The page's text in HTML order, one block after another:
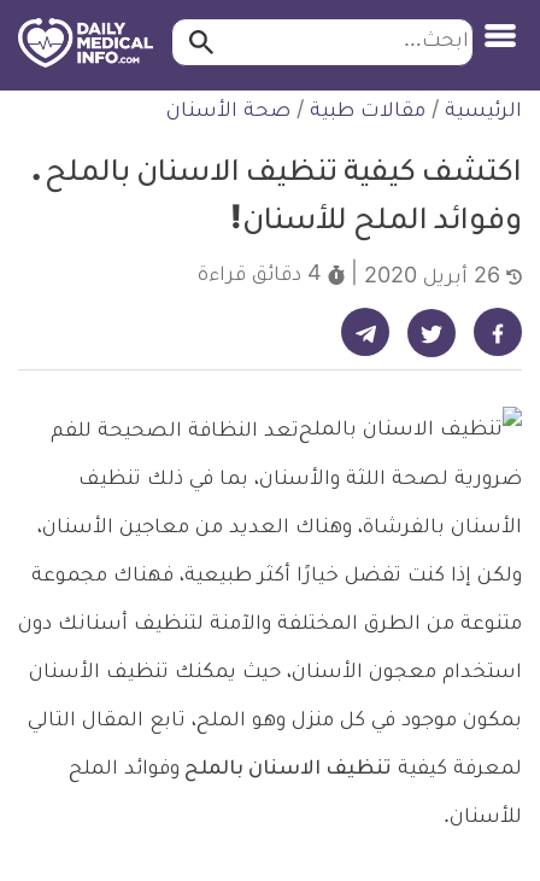
التخطي
للمحتوى
ابحث ابحث…
الرئيسية / مقالات طبية / صحة الأسنان
اكتشف كيفية تنظيف الاسنان بالملح .
وفوائد الملح للأسنان!
4 دقائق قراءة
شارك على فيسبوك - ديلي ميديكال انفو شارك على تويتر - ديلي ميديكال انفو شارك على تيليجرام - ديلي ميديكال انفو
تعد النظافة الصحيحة للفم
ضرورية لصحة اللثة والأسنان، بما في ذلك تنظيف
الأسنان بالفرشاة، وهناك العديد من معاجين الأسنان،
ولكن إذا كنت تفضل خيارًا أكثر طبيعية، فهناك مجموعة
متنوعة من الطرق المختلفة والآمنة لتنظيف أسنانك دون
استخدام معجون الأسنان، حيث يمكنك تنظيف الأسنان
بمكون موجود في كل منزل وهو الملح، تابع المقال التالي
لمعرفة كيفية تنظيف الاسنان بالملح وفوائد الملح
للأسنان.